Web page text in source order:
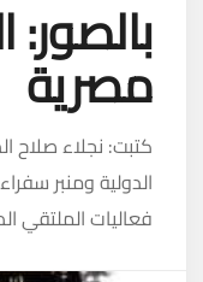
مصرية
كتبت: نجلاء صلاح
الدولية ومنبر
فعاليات الملتقي